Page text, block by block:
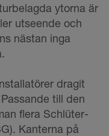
ytorna är
utseende och
nästan inga
dragit
till den
flera Schlüter-
Kanterna på